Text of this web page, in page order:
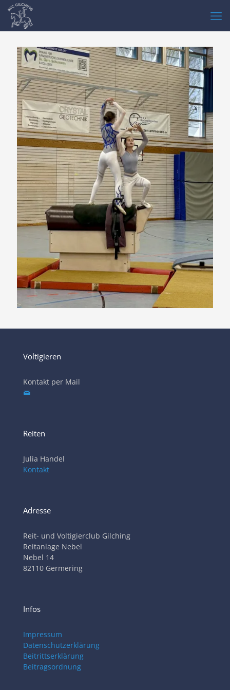
Voltigieren
Kontakt per Mail
Reiten
Julia Handel
Kontakt
Adresse
Reit- und Voltigierclub Gilching
Reitanlage Nebel
Nebel 14
82110 Germering
Infos
Impressum
Datenschutzerklärung
Beitrittserklärung
Beitragsordnung